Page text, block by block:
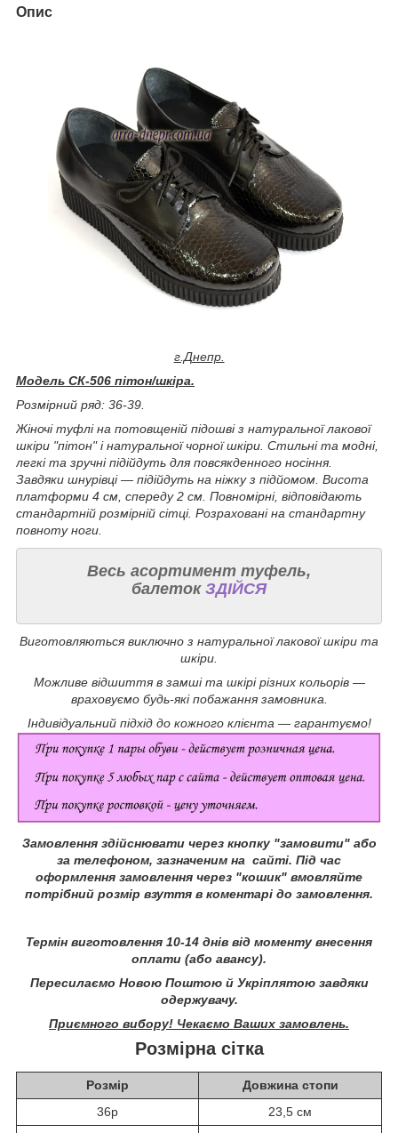
Опис
г.Днепр.
Модель СК-506 пітон/шкіра.
Розмірний ряд: 36-39.
Жіночі туфлі на потовщеній підошві з натуральної лакової
шкіри "пітон" і натуральної чорної шкіри. Стильні та модні,
легкі та зручні підійдуть для повсякденного носіння.
Завдяки шнурівці — підійдуть на ніжку з підйомом. Висота
платформи 4 см, спереду 2 см. Повномірні, відповідають
стандартній розмірній сітці. Розраховані на стандартну
повноту ноги.
Весь асортимент туфель,
балеток ЗДІЙСЯ
Виготовляються виключно з натуральної лакової шкіри та
шкіри.
Можливе відшиття в замші та шкірі різних кольорів —
враховуємо будь-які побажання замовника.
Індивідуальний підхід до кожного клієнта — гарантуємо!
Замовлення здійснювати через кнопку "замовити" або
за телефоном, зазначеним на сайті. Під час
оформлення замовлення через "кошик" вмовляйте
потрібний розмір взуття в коментарі до замовлення.
Термін виготовлення 10-14 днів від моменту внесення
оплати (або авансу).
Пересилаємо Новою Поштою й Укріплятою завдяки
одержувачу.
Приємного вибору! Чекаємо Ваших замовлень.
Розмірна сітка
Розмір
Довжина стопи
36р
23,5 см